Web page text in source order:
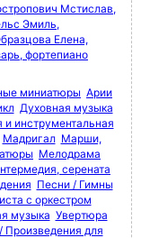
Мстислав,
Эмиль,
Елена,
фортепиано
миниатюры Арии
Духовная музыка
и инструментальная
Мадригал Марши,
Мелодрама
серената
Песни / Гимны
с оркестром
музыка Увертюра
Произведения для